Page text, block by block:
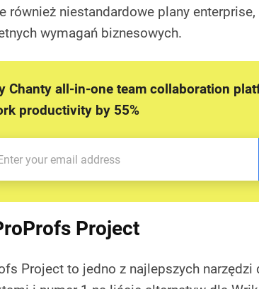
również niestandardowe plany
wymagań biznesowych.
Chanty all-in-one team collaboration
productivity by 55%
Project
Project to jedno z najlepszych narzędzi